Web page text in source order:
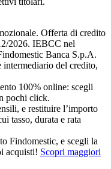
Offerta di credito
2026. IEBCC nel
Banca S.p.A.
del credito,
100% online: scegli
pochi click.
e restituire l’importo
tasso, durata e rata
Findomestic, e scegli la
acquisti! Scopri maggiori